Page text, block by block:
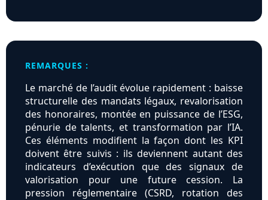
REMARQUES :
Le marché de l’audit évolue rapidement : baisse
structurelle des mandats légaux, revalorisation
des honoraires, montée en puissance de l’ESG,
pénurie de talents, et transformation par l’IA.
Ces éléments modifient la façon dont les KPI
doivent être suivis : ils deviennent autant des
indicateurs d’exécution que des signaux de
valorisation pour une future cession. La
pression réglementaire (CSRD, rotation des